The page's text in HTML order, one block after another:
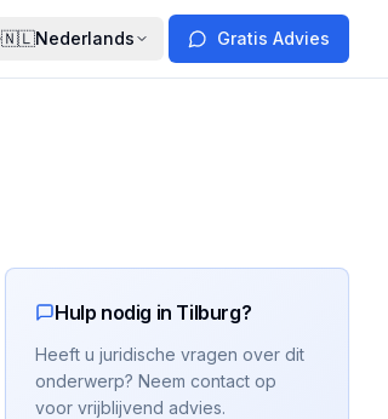
🇳🇱Nederlands Gratis Advies
Hulp nodig in Tilburg?
Heeft u juridische vragen over dit
onderwerp? Neem contact op
voor vrijblijvend advies.